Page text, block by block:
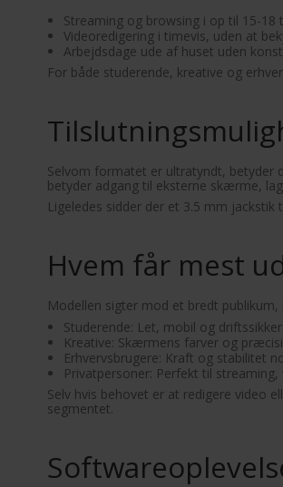
Streaming og browsing i op til 15-18
Videoredigering i timevis, uden at
Arbejdsdage ude af huset uden
For både studerende, kreative og
Selvom formatet er ultratyndt, betyder
betyder adgang til eksterne skærme,
Ligeledes sidder der et 3.5 mm
Hvem får mest
Modellen sigter mod et bredt
Studerende: Let, mobil og
Kreative: Skærmens farver og
Erhvervsbrugere: Kraft og stabilitet
Privatpersoner: Perfekt til
Selv hvis behovet er at redigere video
segmentet.